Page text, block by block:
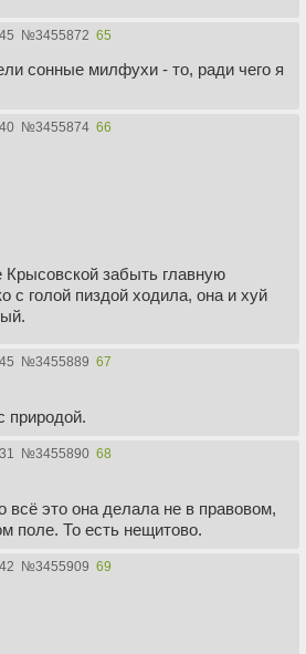
№3455872 65
сонные милфухи - то, ради чего я
№3455874 66
забыть главную
с голой пиздой ходила, она и хуй
№3455889 67
природой.
№3455890 68
всё это она делала не в правовом,
поле. То есть нещитово.
№3455909 69